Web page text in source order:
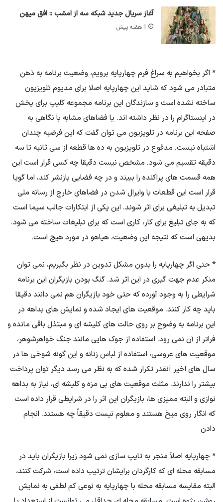
آغاز سریال جدید شبکه سه از امشب :: افق میهن
1 هفته پیش
* اگر بخواهیم به سراغ فرم چهارپایه برویم، وضعیت برنامه به ذهن
متبادر می شود که شاید این چهارپایه اصلا برای مدیوم تلویزیون
ساخته نشده است و سازندگان این برنامه مجموعه کلیپ برای پخش
در اینستاگرام را در نظر داشته اند. یا فضاهای مشابه با نگاهی به
صفحه این برنامه در تلویزیون می توان گفت که این فرضیه چندان
اشتباه نیست. مدفوع در تلویزیون به ده ها قطعه از سی ثانیه تا سه
دقیقه تقسیم می شود. مشخص نیست دقیقا چه کسی قرار است این
همه قسمت های پراکنده را ببیند و در چه فضایی بازنشر کند، اما گویا
قرار است این قطعات با وایرال شدن در فضاهای خارج از رسانه ملی
تبدیل به تبلیغی برای اثر شوند. این یکی از ابتکارات جالب سیما است
که به جای تبلیغ برای کار، کاری است که برای تبلیغات ساخته می شود.
بدیهی است که نتیجه این وضعیت، هیاهو در مورد هیچ است.
* حتی اگر چهارپایه را بدون مشکل تدوین در نظر بگیریم، نمی توان
منکر عدم جهت گیری در این اثر شد. گنگ بودن بازیگران این برنامه
شرایطی را به وجود آورده که حتی خود بازیگران هم نمی دانند دقیقا
باید چه کار کنند. موقعیت های ایجاد شده و نمایش های بداهه در
این برنامه به وضوح بر روی حالت های کلیشه ای و مبتذل باقی مانده و
فراتر از آن نمی رود. استفاده از جوک هایی مانند جنگ خواهرشوهر،
موقعیت های عروسی، استفاده از لباس زنانه و این گونه شوخی ها در
سال های اخیر آنقدر تکرار شده که به نظر می رسد دیگر توان پرداخت
بیشتر را ندارند. مثلث موقعیت های بی مزه و کلیشه ای، نیاز به بداهه
نوازی و البته ممیزی ها، بازیگران این اثر را در شرایطی قرار داده است
که انگار روی میخ هستند و معلوم نیست دقیقاً چه هستند. انجام
دادن
* چهارپایه اصلاً منجر به تایپ سازی نمی شود زیرا بازیگران باید در
مسابقه محله ای که کارگردان برایشان ترتیب داده است، شرکت کنند،
البته مقایسه مسابقه محله با چهارپایه به نوعی کم لطفی به نمایش